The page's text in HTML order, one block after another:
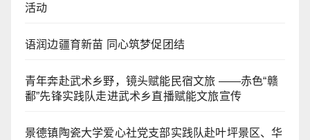
活动
语润边疆育新苗 同心筑梦促团结
青年奔赴武术乡野，镜头赋能民宿文旅 ——赤色“赣
鄱”先锋实践队走进武术乡直播赋能文旅宣传
景德镇陶瓷大学爱心社党支部实践队赴叶坪景区、华